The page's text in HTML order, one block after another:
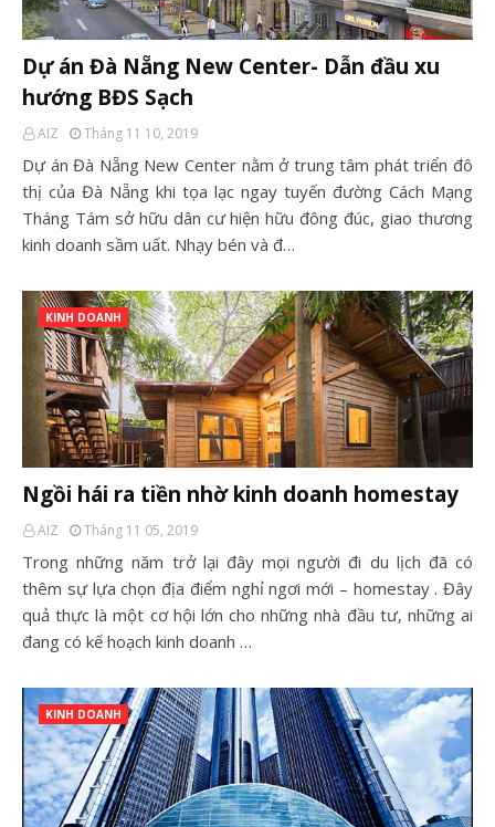
Dự án Đà Nẵng New Center- Dẫn đầu xu
hướng BĐS Sạch
AIZ Tháng 11 10, 2019
Dự án Đà Nẵng New Center nằm ở trung tâm phát triển đô
thị của Đà Nẵng khi tọa lạc ngay tuyến đường Cách Mạng
Tháng Tám sở hữu dân cư hiện hữu đông đúc, giao thương
kinh doanh sầm uất. Nhạy bén và đ…
KINH DOANH
Ngồi hái ra tiền nhờ kinh doanh homestay
AIZ Tháng 11 05, 2019
Trong những năm trở lại đây mọi người đi du lịch đã có
thêm sự lựa chọn địa điểm nghỉ ngơi mới – homestay . Đây
quả thực là một cơ hội lớn cho những nhà đầu tư, những ai
đang có kế hoạch kinh doanh …
KINH DOANH